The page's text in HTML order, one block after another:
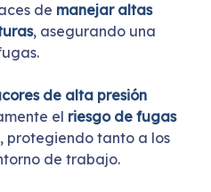
de manejar altas
, asegurando una
de alta presión
el riesgo de fugas
, protegiendo tanto a los
de trabajo.